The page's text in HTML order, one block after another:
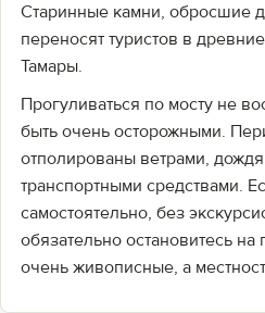
Старинные камни, обросшие
переносят туристов в
Тамары.
Прогуливаться по мосту не
быть очень осторожными.
отполированы ветрами,
транспортными средствами.
самостоятельно, без
обязательно остановитесь
очень живописные, а